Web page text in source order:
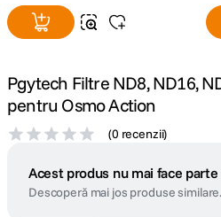
Pgytech Filtre ND8, ND16,
pentru Osmo Action
(0 recenzii)
Acest produs nu mai face
Descoperă mai jos produse similare.